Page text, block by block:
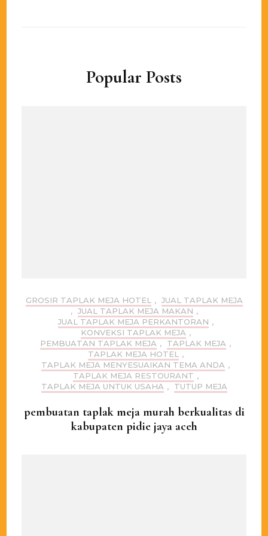
Popular Posts
GROSIR TAPLAK MEJA HOTEL , JUAL TAPLAK MEJA
, JUAL TAPLAK MEJA MAKAN ,
JUAL TAPLAK MEJA PERKANTORAN ,
KONVEKSI TAPLAK MEJA ,
PEMBUATAN TAPLAK MEJA , TAPLAK MEJA ,
TAPLAK MEJA HOTEL
,
TAPLAK MEJA MENYESUAIKAN TEMA ANDA ,
TAPLAK MEJA RESTOURANT ,
TAPLAK MEJA UNTUK USAHA , TUTUP MEJA
pembuatan taplak meja murah berkualitas di
kabupaten pidie jaya aceh